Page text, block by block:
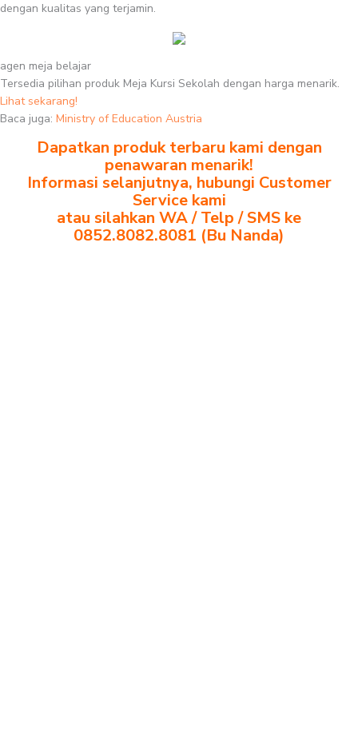
dengan kualitas yang terjamin.
agen meja belajar
Tersedia pilihan produk Meja Kursi Sekolah dengan harga menarik.
Lihat sekarang!
Baca juga: Ministry of Education Austria
Dapatkan produk terbaru kami dengan
penawaran menarik!
Informasi selanjutnya, hubungi Customer
Service kami
atau silahkan WA / Telp / SMS ke
0852.8082.8081 (Bu Nanda)